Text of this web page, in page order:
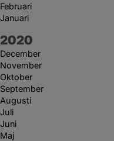
Februari
Januari
År:
2020
December
November
Oktober
September
Augusti
Juli
Juni
Maj